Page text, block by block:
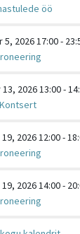
öö
2026 17:00 -
2026 13:00 -
Kontsert
2026 12:00 -
2026 14:00 -